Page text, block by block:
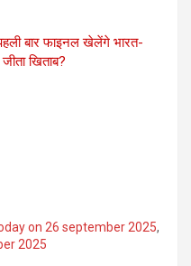
बार फाइनल खेलेंगे भारत-
खिताब?
on 26 september 2025,
2025